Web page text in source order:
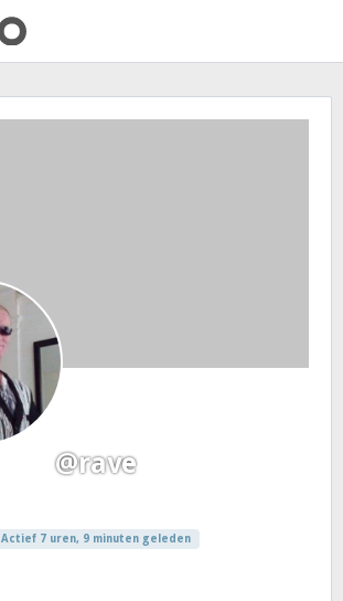
@rave
Actief 7 uren, 9 minuten geleden